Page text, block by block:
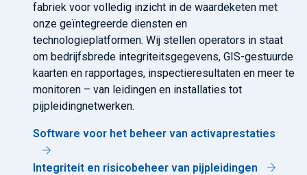
fabriek voor volledig inzicht in de waardeketen met
onze geïntegreerde diensten en
technologieplatformen. Wij stellen operators in staat
om bedrijfsbrede integriteitsgegevens, GIS-gestuurde
kaarten en rapportages, inspectieresultaten en meer te
monitoren – van leidingen en installaties tot
pijpleidingnetwerken.
Software voor het beheer van activaprestaties
Integriteit en risicobeheer van pijpleidingen